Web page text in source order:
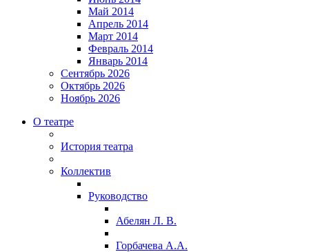
Май 2014
Апрель 2014
Март 2014
Февраль 2014
Январь 2014
Сентябрь 2026
Октябрь 2026
Ноябрь 2026
О театре
История театра
Коллектив
Руководство
Абелян Л. В.
Горбачева А.А.